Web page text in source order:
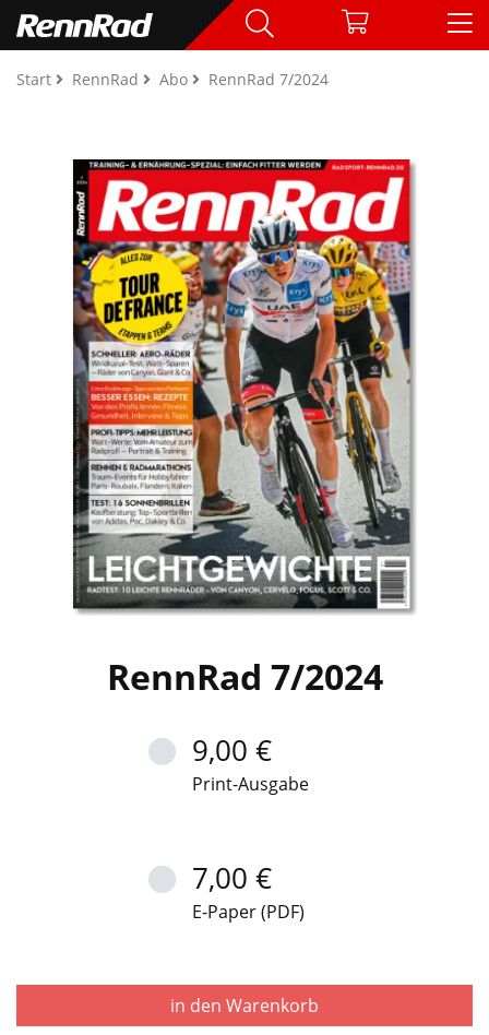
Start RennRad Abo RennRad 7/2024
RennRad 7/2024
9,00 €
Print-Ausgabe
7,00 €
E-Paper (PDF)
in den Warenkorb